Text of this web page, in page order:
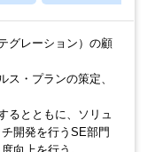
グレーション）の顧
ス・プランの策定、
るとともに、ソリュ
開発を行うSE部門